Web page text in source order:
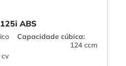
ABS
Capacidade cúbica:
124 ccm
cv